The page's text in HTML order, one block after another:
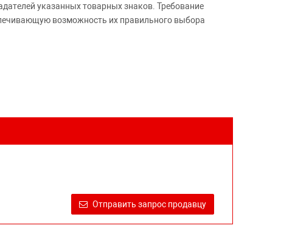
указанных товарных знаков. Требование
возможность их правильного выбора
Отправить запрос продавцу